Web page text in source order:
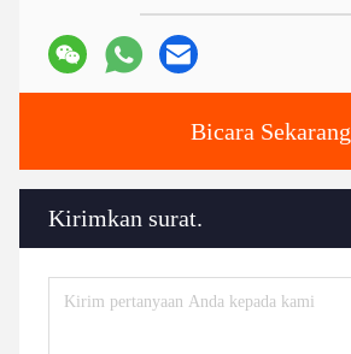
Bicara Sekarang
Kirimkan surat.